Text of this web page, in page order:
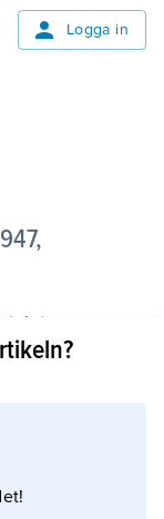
Logga in
som